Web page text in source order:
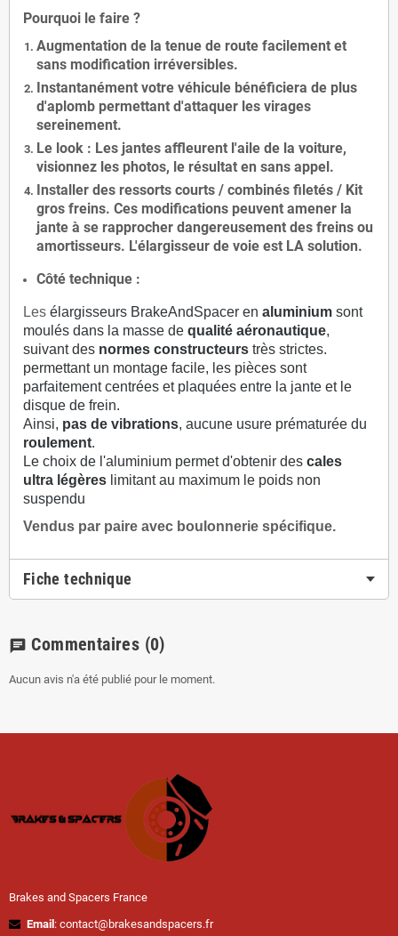
Pourquoi le faire ?
Augmentation de la tenue de route facilement et
sans modification irréversibles.
Instantanément votre véhicule bénéficiera de plus
d'aplomb permettant d'attaquer les virages
sereinement.
Le look : Les jantes affleurent l'aile de la voiture,
visionnez les photos, le résultat en sans appel.
Installer des ressorts courts / combinés filetés / Kit
gros freins. Ces modifications peuvent amener la
jante à se rapprocher dangereusement des freins ou
amortisseurs. L'élargisseur de voie est LA solution.
Côté technique :
Les élargisseurs BrakeAndSpacer en aluminium sont
moulés dans la masse de qualité aéronautique,
suivant des normes constructeurs très strictes.
permettant un montage facile, les pièces sont
parfaitement centrées et plaquées entre la jante et le
disque de frein.
Ainsi, pas de vibrations, aucune usure prématurée du
roulement.
Le choix de l'aluminium permet d'obtenir des cales
ultra légères limitant au maximum le poids non
suspendu
Vendus par paire avec boulonnerie spécifique.
Fiche technique
chat Commentaires (0)
Aucun avis n'a été publié pour le moment.
Brakes and Spacers France
Email : contact@brakesandspacers.fr